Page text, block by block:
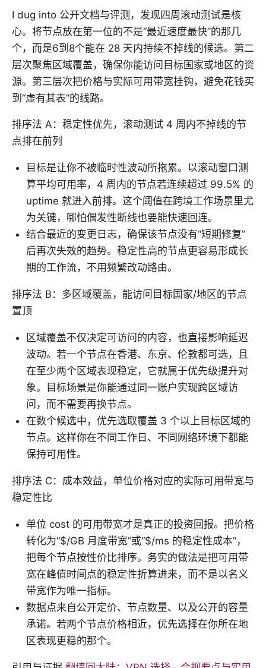
I dug into 公开文档与评测，发现四周滚动测试是核
心。将节点放在第一位的不是“最近速度最快”的那几
个，而是6到8个能在 28 天内持续不掉线的候选。第二
层次聚焦区域覆盖，确保你能访问目标国家或地区的资
源。第三层次把价格与实际可用带宽挂钩，避免花钱买
到“虚有其表”的线路。
排序法 A：稳定性优先，滚动测试 4 周内不掉线的节
点排在前列
目标是让你不被临时性波动所拖累。以滚动窗口测
算平均可用率，4 周内的节点若连续超过 99.5% 的
uptime 就进入前排。这个阈值在跨境工作场景里尤
为关键，哪怕偶发性断线也要能快速回连。
结合最近的变更日志，确保该节点没有“短期修复”
后再次失效的趋势。稳定性高的节点更容易形成长
期的工作流，不用频繁改动路由。
排序法 B：多区域覆盖，能访问目标国家/地区的节点
置顶
区域覆盖不仅决定可访问的内容，也直接影响延迟
波动。若一个节点在香港、东京、伦敦都可选，且
在至少两个区域表现稳定，它就属于优先级提升对
象。目标场景是你能通过同一账户实现跨区域访
问，而不需要再换节点。
在数个候选中，优先选取覆盖 3 个以上目标区域的
节点。这样你在不同工作日、不同网络环境下都能
保持可用性。
排序法 C：成本效益，单位价格对应的实际可用带宽与
稳定性比
单位 cost 的可用带宽才是真正的投资回报。把价格
转化为“$/GB 月度带宽”或“$/ms 的稳定性成本”，
把每个节点按性价比排序。务实的做法是把可用带
宽在峰值时间点的稳定性折算进来，而不是以名义
带宽作为唯一指标。
数据点来自公开定价、节点数量、以及公开的容量
承诺。若两个节点价格相近，优先选择在你所在地
区表现更稳的那个。